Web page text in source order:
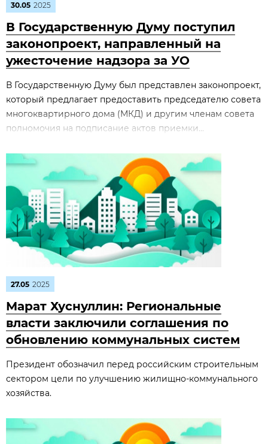
30.05 2025
В Государственную Думу поступил
законопроект, направленный на
ужесточение надзора за УО
В Государственную Думу был представлен законопроект,
который предлагает предоставить председателю совета
многоквартирного дома (МКД) и другим членам совета
полномочия на подписание актов приемки...
27.05 2025
Марат Хуснуллин: Региональные
власти заключили соглашения по
обновлению коммунальных систем
Президент обозначил перед российским строительным
сектором цели по улучшению жилищно-коммунального
хозяйства.